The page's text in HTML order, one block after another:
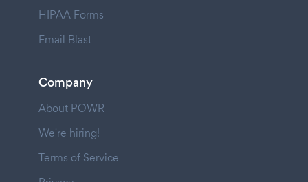
HIPAA Forms
Email Blast
Company
About POWR
We're hiring!
Terms of Service